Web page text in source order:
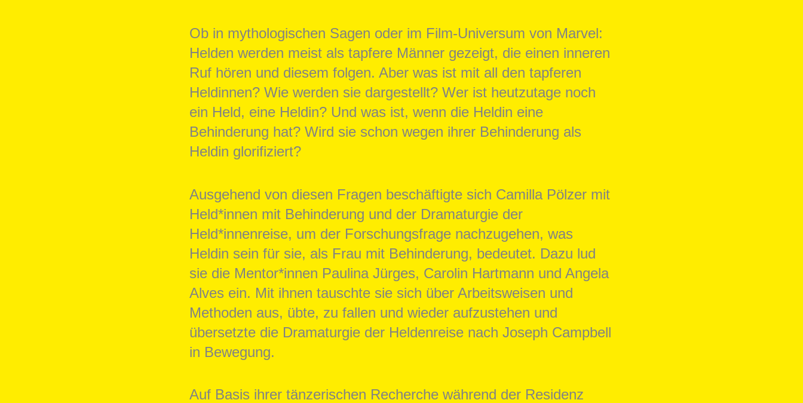
Ob in mythologischen Sagen oder im Film-Universum von Marvel:
Helden werden meist als tapfere Männer gezeigt, die einen inneren
Ruf hören und diesem folgen. Aber was ist mit all den tapferen
Heldinnen? Wie werden sie dargestellt? Wer ist heutzutage noch
ein Held, eine Heldin? Und was ist, wenn die Heldin eine
Behinderung hat? Wird sie schon wegen ihrer Behinderung als
Heldin glorifiziert?
Ausgehend von diesen Fragen beschäftigte sich Camilla Pölzer mit
Held*innen mit Behinderung und der Dramaturgie der
Held*innenreise, um der Forschungsfrage nachzugehen, was
Heldin sein für sie, als Frau mit Behinderung, bedeutet. Dazu lud
sie die Mentor*innen Paulina Jürges, Carolin Hartmann und Angela
Alves ein. Mit ihnen tauschte sie sich über Arbeitsweisen und
Methoden aus, übte, zu fallen und wieder aufzustehen und
übersetzte die Dramaturgie der Heldenreise nach Joseph Campbell
in Bewegung.
Auf Basis ihrer tänzerischen Recherche während der Residenz